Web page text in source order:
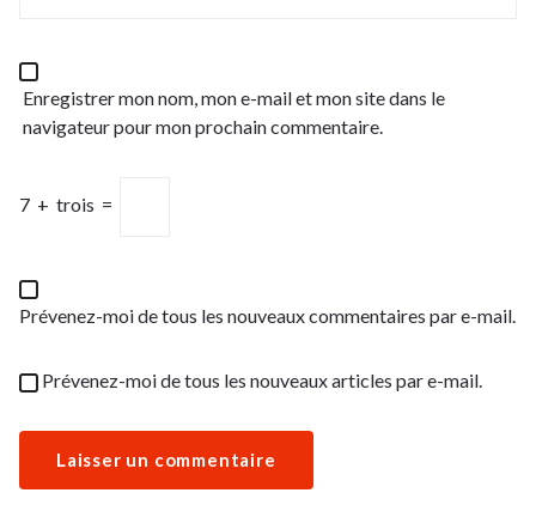
Enregistrer mon nom, mon e-mail et mon site dans le
navigateur pour mon prochain commentaire.
7 + trois =
Prévenez-moi de tous les nouveaux commentaires par e-mail.
Prévenez-moi de tous les nouveaux articles par e-mail.